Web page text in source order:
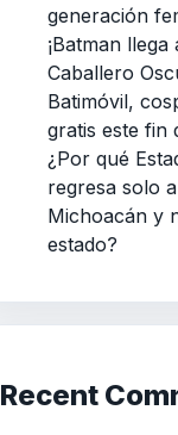
generación
¡Batman
Caballero
Batimóvil,
gratis este fin
¿Por qué
regresa solo
Michoacán y
estado?
Recent